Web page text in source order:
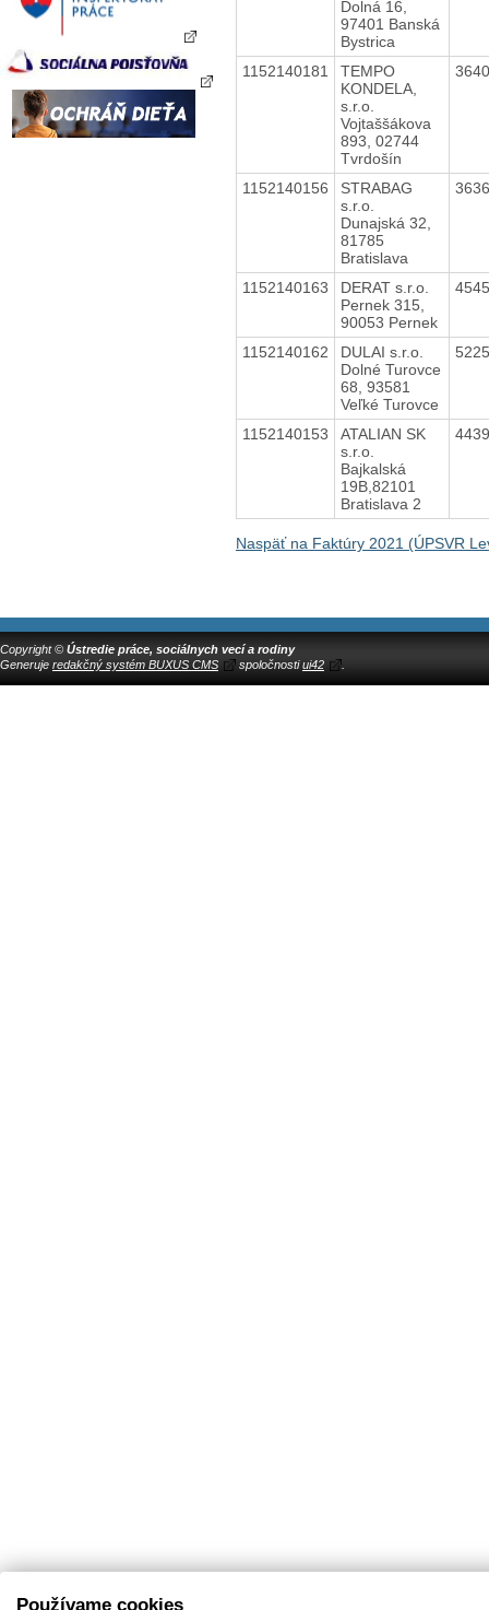
Dolná 16,
97401 Banská
Bystrica
1152140181
TEMPO
KONDELA,
s.r.o.
Vojtaššákova
893, 02744
Tvrdošín
1152140156
STRABAG
s.r.o.
Dunajská 32,
81785
Bratislava
1152140163
DERAT s.r.o.
Pernek 315,
90053 Pernek
1152140162
DULAI s.r.o.
Dolné Turovce
68, 93581
Veľké Turovce
1152140153
ATALIAN SK
s.r.o.
Bajkalská
19B,82101
Bratislava 2
Naspäť na Faktúry 2021 (ÚPSVR
Copyright © Ústredie práce, sociálnych vecí a rodiny
Generuje redakčný systém BUXUS CMS spoločnostiui42
Používame cookies